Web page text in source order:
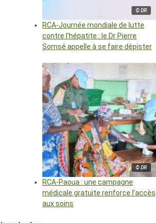
© DR
RCA-Journée mondiale de lutte
contre l’hépatite : le Dr Pierre
Somsé appelle à se faire dépister
© DR
RCA-Paoua : une campagne
médicale gratuite renforce l’accès
aux soins